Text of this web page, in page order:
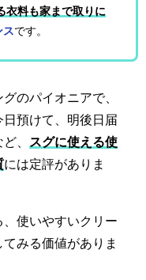
衣料も家まで取りに
スです。
のパイオニアで、
預けて、明後日届
、
スグに使える使
には定評がありま
使いやすいクリー
みる価値がありま